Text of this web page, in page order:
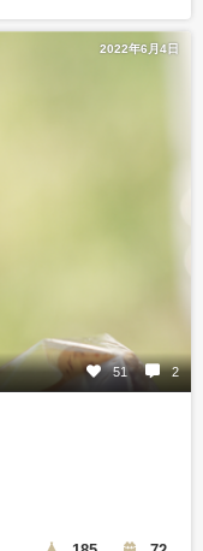
2022年6月4日
51 2